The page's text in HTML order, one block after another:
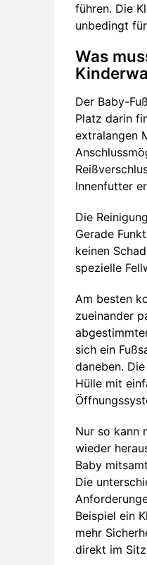
führen. Die
unbedingt
Was
Der Baby-
Platz darin
extralangen
Innenfutter
Die
Gerade
keinen
spezielle
Am besten
zueinander
sich ein
daneben.
Hülle mit
Nur so kann
wieder
Baby
Die
Beispiel ein
mehr
direkt im